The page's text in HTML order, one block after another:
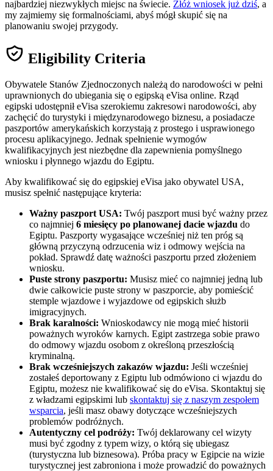
najbardziej niezwykłych miejsc na świecie. Złóż wniosek już dziś, a
my zajmiemy się formalnościami, abyś mógł skupić się na
planowaniu swojej przygody.
Eligibility Criteria
Obywatele Stanów Zjednoczonych należą do narodowości w pełni
uprawnionych do ubiegania się o egipską eVisa online. Rząd
egipski udostępnił eVisa szerokiemu zakresowi narodowości, aby
zachęcić do turystyki i międzynarodowego biznesu, a posiadacze
paszportów amerykańskich korzystają z prostego i usprawionego
procesu aplikacyjnego. Jednak spełnienie wymogów
kwalifikacyjnych jest niezbędne dla zapewnienia pomyślnego
wniosku i płynnego wjazdu do Egiptu.
Aby kwalifikować się do egipskiej eVisa jako obywatel USA,
musisz spełnić następujące kryteria:
Ważny paszport USA: Twój paszport musi być ważny przez
co najmniej 6 miesięcy po planowanej dacie wjazdu do
Egiptu. Paszporty wygasające wcześniej niż ten próg są
główną przyczyną odrzucenia wiz i odmowy wejścia na
pokład. Sprawdź datę ważności paszportu przed złożeniem
wniosku.
Puste strony paszportu: Musisz mieć co najmniej jedną lub
dwie całkowicie puste strony w paszporcie, aby pomieścić
stemple wjazdowe i wyjazdowe od egipskich służb
imigracyjnych.
Brak karalności: Wnioskodawcy nie mogą mieć historii
poważnych wyroków karnych. Egipt zastrzega sobie prawo
do odmowy wjazdu osobom z określoną przeszłością
kryminalną.
Brak wcześniejszych zakazów wjazdu: Jeśli wcześniej
zostałeś deportowany z Egiptu lub odmówiono ci wjazdu do
Egiptu, możesz nie kwalifikować się do eVisa. Skontaktuj się
z władzami egipskimi lub skontaktuj się z naszym zespołem
wsparcia, jeśli masz obawy dotyczące wcześniejszych
problemów podróżnych.
Autentyczny cel podróży: Twój deklarowany cel wizyty
musi być zgodny z typem wizy, o którą się ubiegasz
(turystyczna lub biznesowa). Próba pracy w Egipcie na wizie
turystycznej jest zabroniona i może prowadzić do poważnych